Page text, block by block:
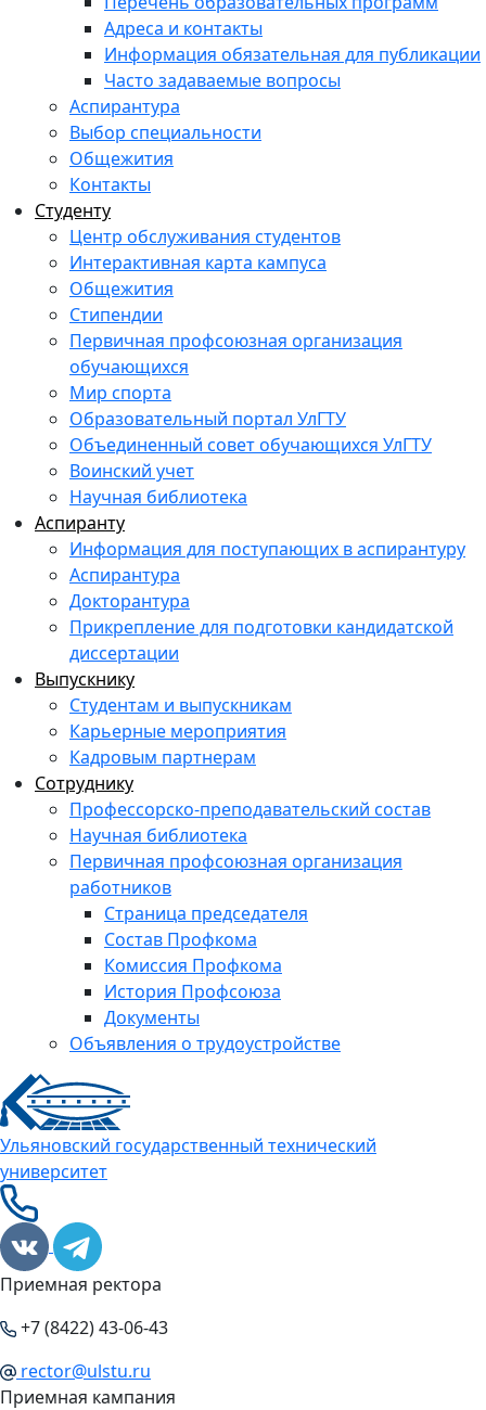
Адреса и контакты
Информация обязательная для публикации
Часто задаваемые вопросы
Аспирантура
Выбор специальности
Общежития
Контакты
Студенту
Центр обслуживания студентов
Интерактивная карта кампуса
Общежития
Стипендии
Первичная профсоюзная организация
обучающихся
Мир спорта
Образовательный портал УлГТУ
Объединенный совет обучающихся УлГТУ
Воинский учет
Научная библиотека
Аспиранту
Информация для поступающих в аспирантуру
Аспирантура
Докторантура
Прикрепление для подготовки кандидатской
диссертации
Выпускнику
Студентам и выпускникам
Карьерные мероприятия
Кадровым партнерам
Сотруднику
Профессорско-преподавательский состав
Научная библиотека
Первичная профсоюзная организация
работников
Страница председателя
Состав Профкома
Комиссия Профкома
История Профсоюза
Документы
Объявления о трудоустройстве
Ульяновский государственный технический
университет
Приемная ректора
+7 (8422) 43-06-43
rector@ulstu.ru
Приемная кампания